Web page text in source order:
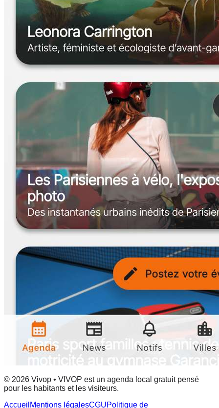
© 2026 Vivop • VIVOP est un agenda local gratuit pensé
pour les habitants et les visiteurs.
Accueil Mentions légalesCGUPolitique de